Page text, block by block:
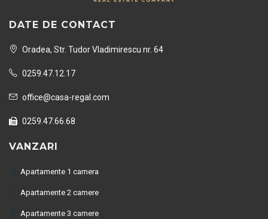
DATE DE CONTACT
Oradea, Str. Tudor Vladimirescu nr. 64
0259.47.12.17
office@casa-regal.com
0259.47.66.68
VANZARI
Apartamente 1 camera
Apartamente 2 camere
Apartamente 3 camere